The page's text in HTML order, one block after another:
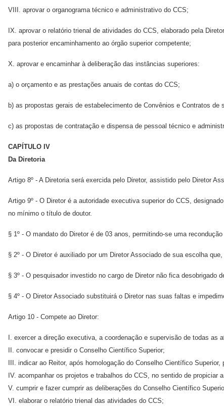
VIII. aprovar o organograma técnico e administrativo do CCS;
IX. aprovar o relatório trienal de atividades do CCS, elaborado pela
para posterior encaminhamento ao órgão superior competente;
X. aprovar e encaminhar à deliberação das instâncias superiores:
a) o orçamento e as prestações anuais de contas do CCS;
b) as propostas gerais de estabelecimento de Convênios e Contratos
c) as propostas de contratação e dispensa de pessoal técnico e
CAPÍTULO IV
Da Diretoria
Artigo 8º - A Diretoria será exercida pelo Diretor, assistido pelo Diretor
Artigo 9º - O Diretor é a autoridade executiva superior do CCS,
no mínimo o título de doutor.
§ 1º - O mandato do Diretor é de 03 anos, permitindo-se uma
§ 2º - O Diretor é auxiliado por um Diretor Associado de sua escolha
§ 3º - O pesquisador investido no cargo de Diretor não fica desobrigado
§ 4º - O Diretor Associado substituirá o Diretor nas suas faltas e
Artigo 10 - Compete ao Diretor:
I. exercer a direção executiva, a coordenação e supervisão de todas as
II. convocar e presidir o Conselho Científico Superior;
III. indicar ao Reitor, após homologação do Conselho Científico
IV. acompanhar os projetos e trabalhos do CCS, no sentido de propiciar
V. cumprir e fazer cumprir as deliberações do Conselho Científico
VI. elaborar o relatório trienal das atividades do CCS;